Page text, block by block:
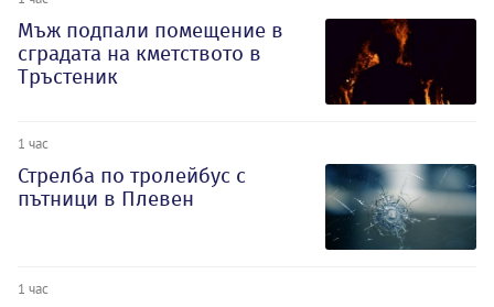
Мъж подпали помещение в
сградата на кметството в
Тръстеник
1 час
Стрелба по тролейбус с
пътници в Плевен
1 час